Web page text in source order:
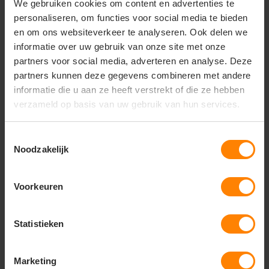
We gebruiken cookies om content en advertenties te
personaliseren, om functies voor social media te bieden
en om ons websiteverkeer te analyseren. Ook delen we
informatie over uw gebruik van onze site met onze
partners voor social media, adverteren en analyse. Deze
partners kunnen deze gegevens combineren met andere
informatie die u aan ze heeft verstrekt of die ze hebben
verzameld op basis van uw gebruik van hun services.
Noodzakelijk
Voorkeuren
Statistieken
Marketing
en de kwalitatieve afwerking maken dit de ideale
keuze voor de vakvrouw van nu.
Materiaal en kwaliteit
Hoofdstof:65% polyester / 35% katoen (± 245
g/m²)
Stretchstof:88% polyamide / 12% elastaan (± 260
g/m²)
Mechanische stretch gecombineerd met 4-way
Slijtvast en kleurvast